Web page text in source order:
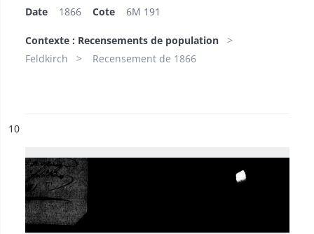
Date 1866 Cote 6M 191
Contexte : Recensements de population
Feldkirch
Recensement de 1866
n°
10